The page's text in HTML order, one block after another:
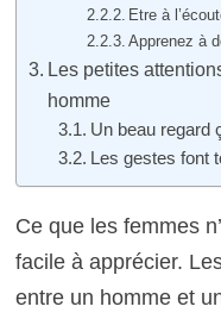
Etre à
Apprenez à
Les petites
homme
Un beau regard
Les gestes font
Ce que les femmes
facile à apprécier.
entre un homme et